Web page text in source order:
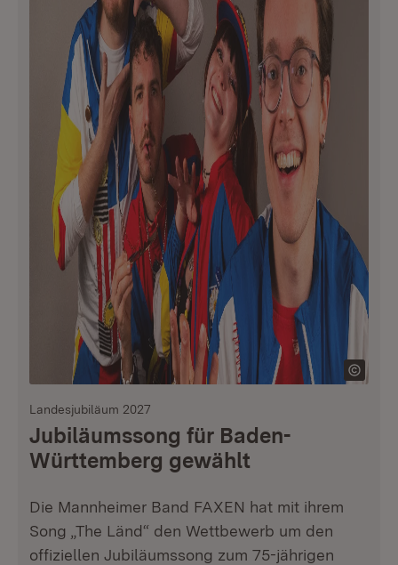
Landesjubiläum 2027
Jubiläumssong für Baden-
Württemberg gewählt
Die Mannheimer Band FAXEN hat mit ihrem
Song „The Länd“ den Wettbewerb um den
offiziellen Jubiläumssong zum 75-jährigen